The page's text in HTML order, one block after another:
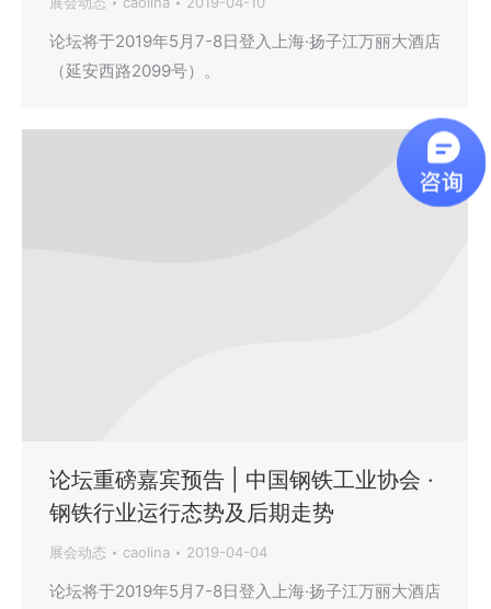
论坛将于2019年5月7-8日登入上海·扬子江万丽大酒店
（延安西路2099号）。
论坛重磅嘉宾预告 | 中国钢铁工业协会 ·
钢铁行业运行态势及后期走势
展会动态 caolina 2019-04-04
论坛将于2019年5月7-8日登入上海·扬子江万丽大酒店